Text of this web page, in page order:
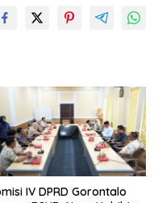
IV DPRD Gorontalo